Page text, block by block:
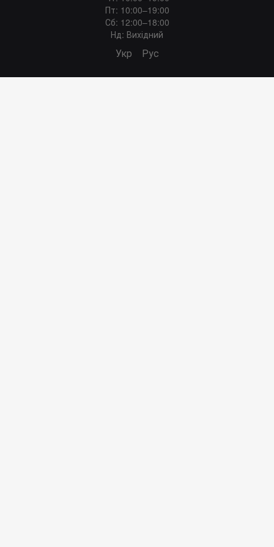
Пт: 10:00–19:00
Сб: 12:00–18:00
Нд: Вихідний
Укр Рус